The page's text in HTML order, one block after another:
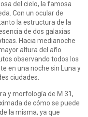
del cielo, la famosa
Con un ocular de
la estructura de la
de dos galaxias
Hacia medianoche
altura del año.
observando todos los
en una noche sin Luna y
ciudades.
y morfología de M 31,
de cómo se puede
la misma, ya que